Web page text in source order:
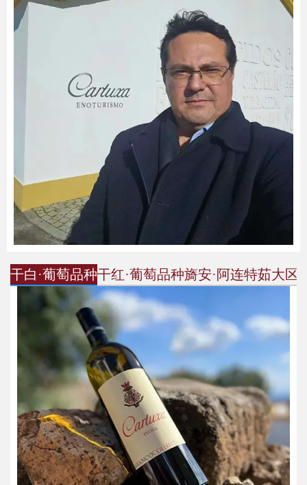
干白·葡萄品种干红·葡萄品种旖安·阿连特茹大区
干红·葡萄品种
阿拉贡内斯
酿造优雅的红酒，带有红色水果、李子和黑莓的香
气，单宁坚实，具有良好的陈年潜力。该品种也被称
为"丹魄"。
阿利坎特布歇
原产法国的葡萄品种，能酿造结构良好的深色酒款。
厚实的果皮可抵御阿连特茹的烈日，酒液中能品尝到
黑醋栗、黑樱桃、黑李子和黑胡椒的风味。
憶安·干红葡萄酒
色泽呈亮丽的宝石红，透着红色果酱香味。口感柔
顺，单宁细腻，酒体适中，过喉回甘，余味悠长。
推荐理由
在Cartuxa酒庄的系列葡萄酒里，憶安属于其貌不扬的
那一种。内秀是她的特点，口感就像她的包装一样，